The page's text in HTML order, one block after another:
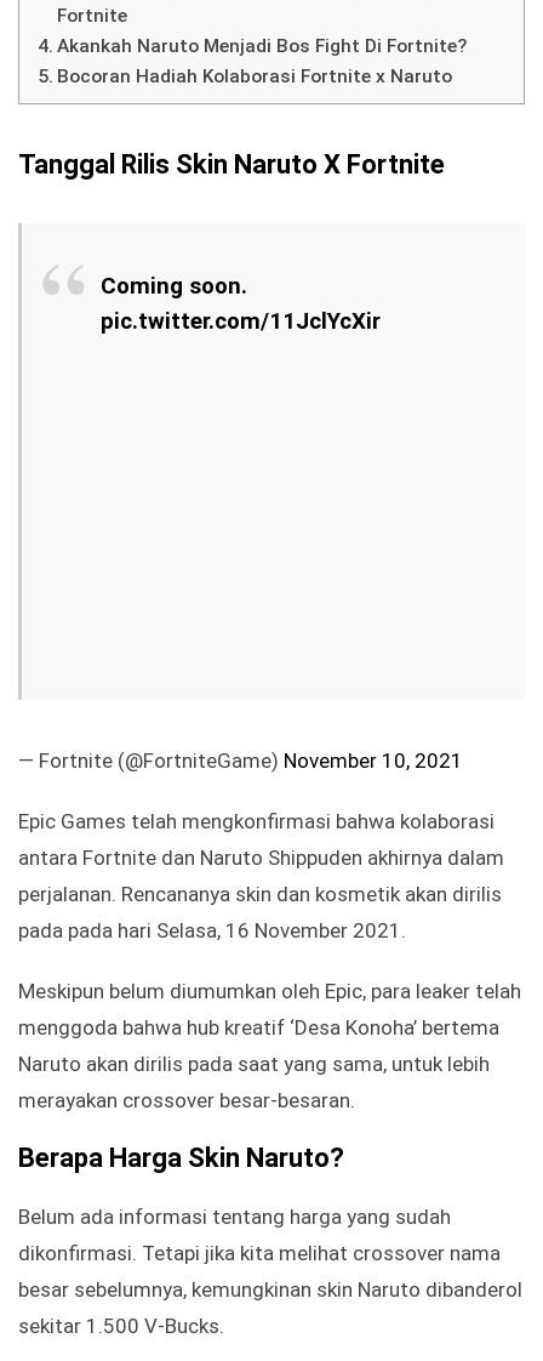
Fortnite
Akankah Naruto Menjadi Bos Fight Di Fortnite?
Bocoran Hadiah Kolaborasi Fortnite x Naruto
Tanggal Rilis Skin Naruto X Fortnite
Coming soon.
pic.twitter.com/11JclYcXir
— Fortnite (@FortniteGame) November 10, 2021
Epic Games telah mengkonfirmasi bahwa kolaborasi
antara Fortnite dan Naruto Shippuden akhirnya dalam
perjalanan. Rencananya skin dan kosmetik akan dirilis
pada pada hari Selasa, 16 November 2021.
Meskipun belum diumumkan oleh Epic, para leaker telah
menggoda bahwa hub kreatif ‘Desa Konoha’ bertema
Naruto akan dirilis pada saat yang sama, untuk lebih
merayakan crossover besar-besaran.
Berapa Harga Skin Naruto?
Belum ada informasi tentang harga yang sudah
dikonfirmasi. Tetapi jika kita melihat crossover nama
besar sebelumnya, kemungkinan skin Naruto dibanderol
sekitar 1.500 V-Bucks.